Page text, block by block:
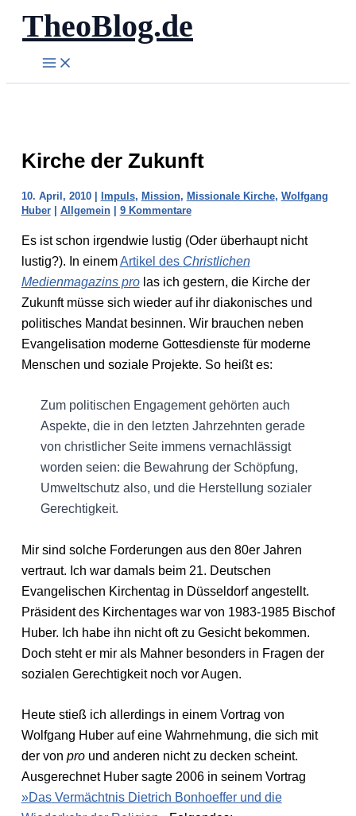
Zum
Inhalt
springen
TheoBlog.de
Kirche der Zukunft
10. April, 2010 | Impuls, Mission, Missionale Kirche, Wolfgang
Huber| Allgemein| 9 Kommentare
Es ist schon irgendwie lustig (Oder überhaupt nicht
lustig?). In einemArtikel des Christlichen
Medienmagazins prolas ich gestern, die Kirche der
Zukunft müsse sich wieder auf ihr diakonisches und
politisches Mandat besinnen. Wir brauchen neben
Evangelisation moderne Gottesdienste für moderne
Menschen und soziale Projekte. So heißt es:
Zum politischen Engagement gehörten auch
Aspekte, die in den letzten Jahrzehnten gerade
von christlicher Seite immens vernachlässigt
worden seien: die Bewahrung der Schöpfung,
Umweltschutz also, und die Herstellung sozialer
Gerechtigkeit.
Mir sind solche Forderungen aus den 80er Jahren
vertraut. Ich war damals beim 21. Deutschen
Evangelischen Kirchentag in Düsseldorf angestellt.
Präsident des Kirchentages war von 1983-1985 Bischof
Huber. Ich habe ihn nicht oft zu Gesicht bekommen.
Doch steht er mir als Mahner besonders in Fragen der
sozialen Gerechtigkeit noch vor Augen.
Heute stieß ich allerdings in einem Vortrag von
Wolfgang Huber auf eine Wahrnehmung, die sich mit
der von pround anderen nicht zu decken scheint.
Ausgerechnet Huber sagte 2006 in seinem Vortrag
»Das Vermächtnis Dietrich Bonhoeffer und die